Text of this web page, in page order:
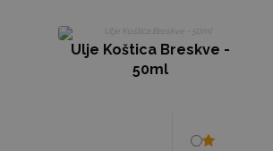
Ulje Koštica Breskve -
50ml